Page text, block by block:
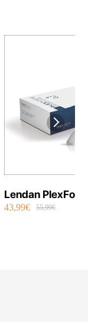
Lendan
Repair Shot
43,99€ 55,99€